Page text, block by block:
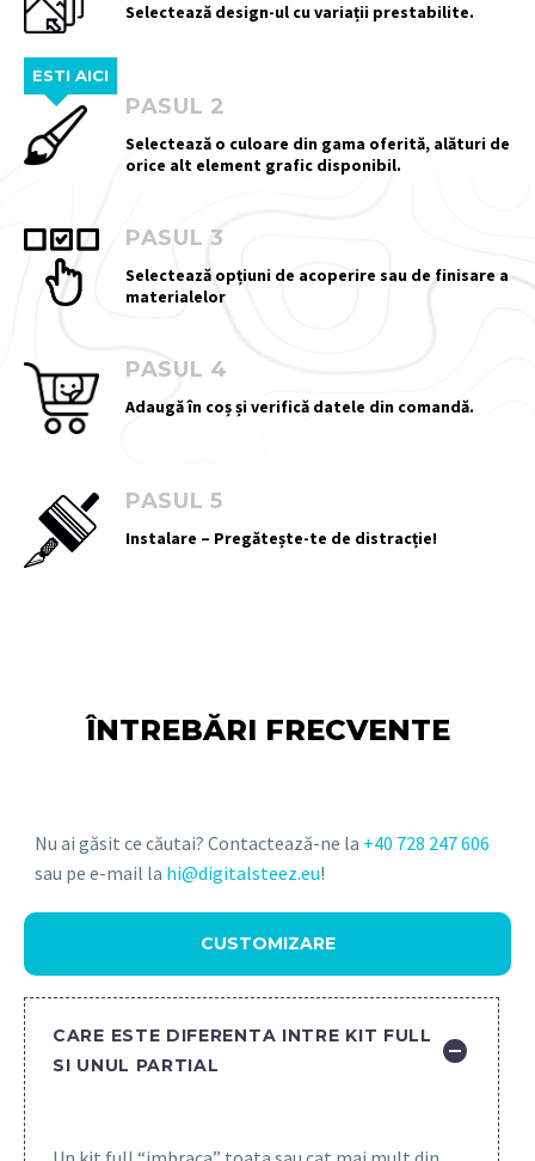
Selectează design-ul cu variații prestabilite.
ESTI AICI
PASUL 2
Selectează o culoare din gama oferită, alături de
orice alt element grafic disponibil.
PASUL 3
Selectează opțiuni de acoperire sau de finisare a
materialelor
PASUL 4
Adaugă în coș și verifică datele din comandă.
PASUL 5
Instalare – Pregătește-te de distracție!
ÎNTREBĂRI FRECVENTE
Nu ai găsit ce căutai? Contactează-ne la +40 728 247 606
sau pe e-mail la hi@digitalsteez.eu!
CUSTOMIZARE
CARE ESTE DIFERENTA INTRE KIT FULL
SI UNUL PARTIAL